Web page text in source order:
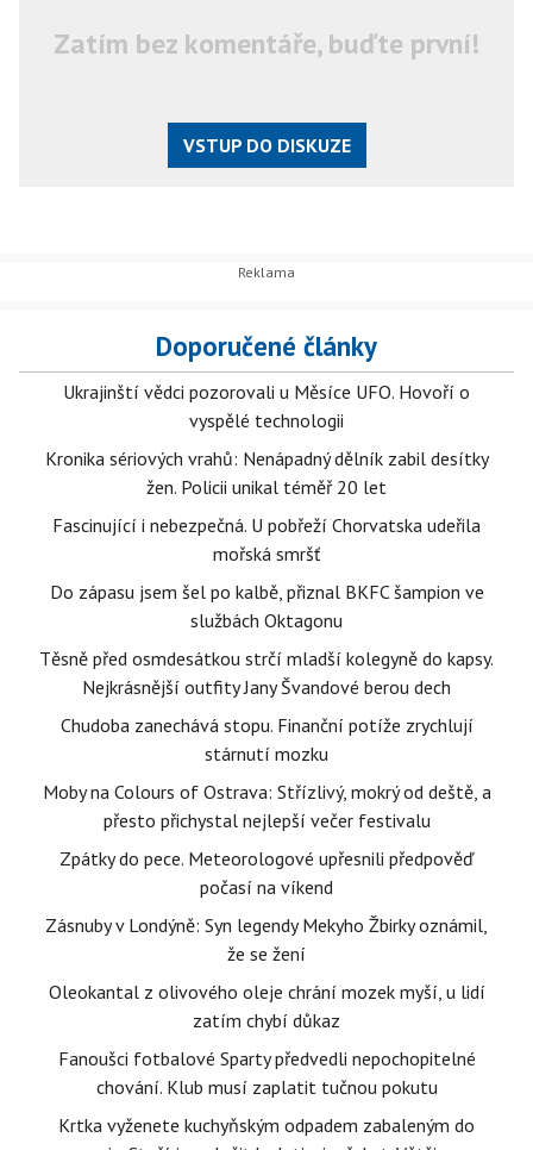
Zatím bez komentáře, buďte první!
VSTUP DO DISKUZE
Doporučené články
Ukrajinští vědci pozorovali u Měsíce UFO. Hovoří o
vyspělé technologii
Kronika sériových vrahů: Nenápadný dělník zabil desítky
žen. Policii unikal téměř 20 let
Fascinující i nebezpečná. U pobřeží Chorvatska udeřila
mořská smršť
Do zápasu jsem šel po kalbě, přiznal BKFC šampion ve
službách Oktagonu
Těsně před osmdesátkou strčí mladší kolegyně do kapsy.
Nejkrásnější outfity Jany Švandové berou dech
Chudoba zanechává stopu. Finanční potíže zrychlují
stárnutí mozku
Moby na Colours of Ostrava: Střízlivý, mokrý od deště, a
přesto přichystal nejlepší večer festivalu
Zpátky do pece. Meteorologové upřesnili předpověď
počasí na víkend
Zásnuby v Londýně: Syn legendy Mekyho Žbirky oznámil,
že se žení
Oleokantal z olivového oleje chrání mozek myší, u lidí
zatím chybí důkaz
Fanoušci fotbalové Sparty předvedli nepochopitelné
chování. Klub musí zaplatit tučnou pokutu
Krtka vyženete kuchyňským odpadem zabaleným do